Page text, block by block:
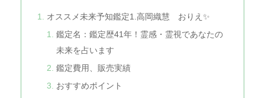
オススメ未来予知鑑定1.高岡織慧 おりえ✨
鑑定名：鑑定歴41年！霊感・霊視であなたの
未来を占います
鑑定費用、販売実績
おすすめポイント